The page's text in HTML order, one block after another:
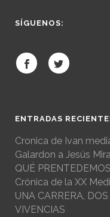
SÍGUENOS:
ENTRADAS
Cronica de Ivan
Galardon a Jesús
QUÉ
Crónica de la XX
UNA CARRERA,
VIVENCIAS